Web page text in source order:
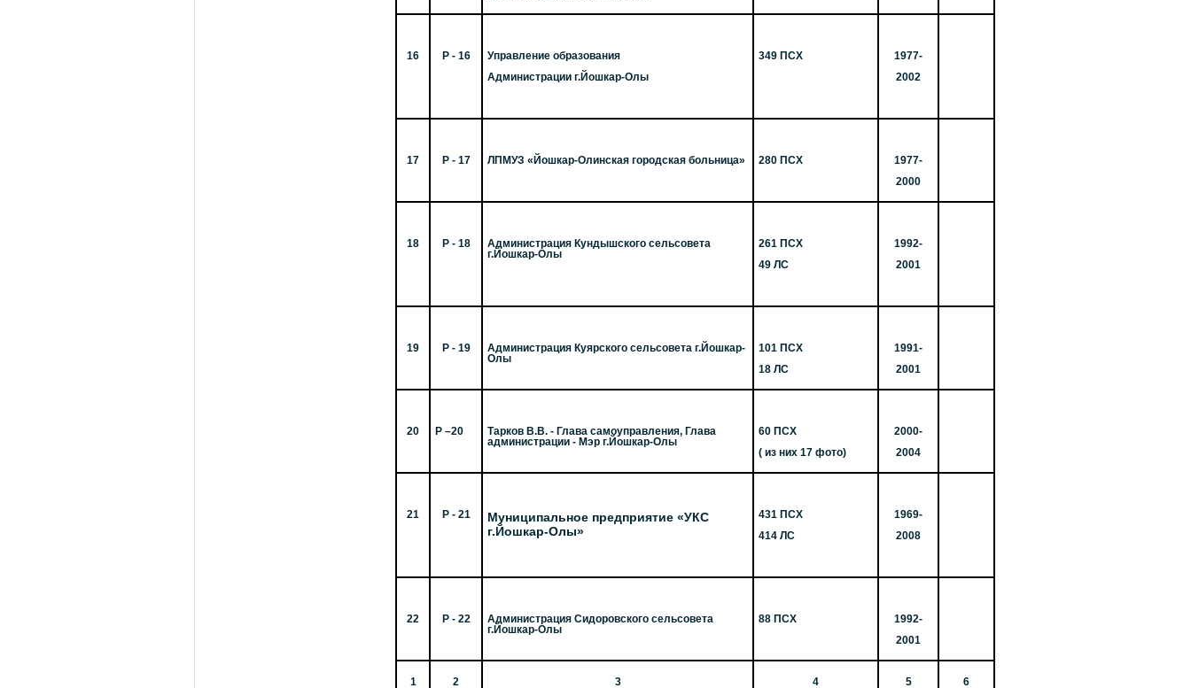
16 Р - 16
Управление образования
Администрации г.Йошкар-Олы
349 ПСХ
1977-
2002
17 Р - 17 ЛПМУЗ «Йошкар-Олинская городская больница» 280 ПСХ
1977-
2000
18 Р - 18
Администрация Кундышского сельсовета
г.Йошкар-Олы
261 ПСХ
49 ЛС
1992-
2001
19 Р - 19
Администрация Куярского сельсовета г.Йошкар-
Олы
101 ПСХ
18 ЛС
1991-
2001
20 Р –20 Тарков В.В. - Глава самоуправления, Глава
администрации - Мэр г.Йошкар-Олы
60 ПСХ
( из них 17 фото)
2000-
2004
21 Р - 21
Муниципальное предприятие «УКС
г.Йошкар-Олы»
431 ПСХ
414 ЛС
1969-
2008
22 Р - 22
Администрация Сидоровского сельсовета
г.Йошкар-Олы
88 ПСХ
1992-
2001
1 2 3 4 5 6